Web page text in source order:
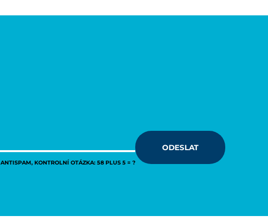
ANTISPAM, KONTROLNÍ OTÁZKA: 58 PLUS 5 = ?
ODESLAT